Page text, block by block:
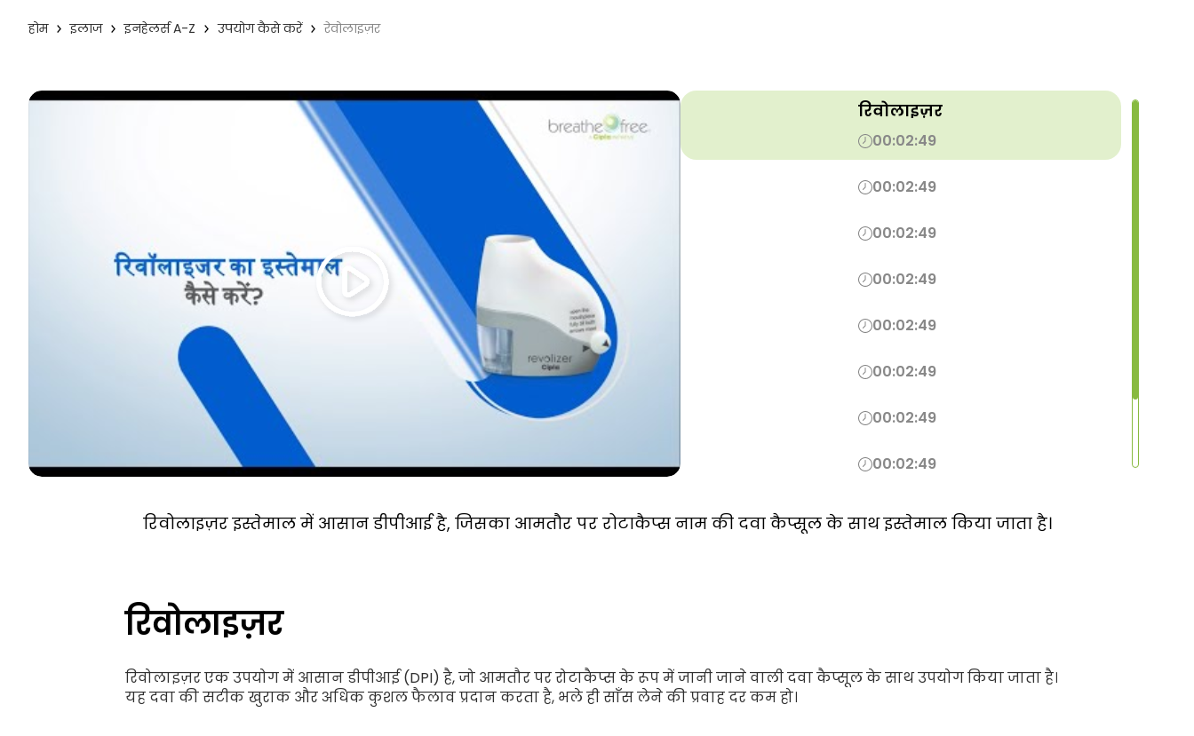
होम इलाज इनहेलर्स A-Z उपयोग कैसे करें रेवोलाइज़र
रिवोलाइज़र
00:02:49
00:02:49
00:02:49
00:02:49
00:02:49
00:02:49
00:02:49
00:02:49
00:02:49
रिवोलाइज़र इस्तेमाल में आसान डीपीआई है, जिसका आमतौर पर रोटाकैप्स नाम की दवा कैप्सूल के साथ इस्तेमाल किया जाता है।
रिवोलाइज़र
रिवोलाइज़र एक उपयोग में आसान डीपीआई (DPI) है, जो आमतौर पर रोटाकैप्स के रूप में जानी जाने वाली दवा कैप्सूल के साथ उपयोग किया जाता है।
यह दवा की सटीक खुराक और अधिक कुशल फैलाव प्रदान करता है, भले ही साँस लेने की प्रवाह दर कम हो।